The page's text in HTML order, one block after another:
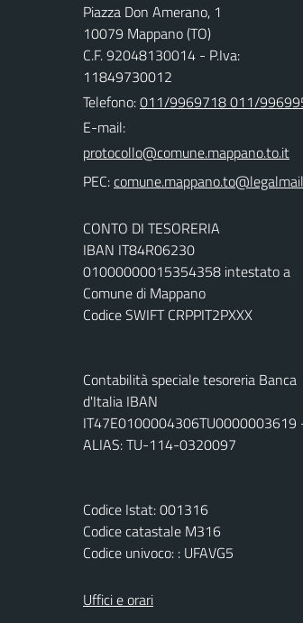
Piazza Don Amerano, 1
10079 Mappano (TO)
C.F. 92048130014 - P.Iva:
11849730012
Telefono:011/9969718 011/
E-mail:
PEC:
CONTO DI TESORERIA
IBAN IT84R06230
01000000015354358 intestato a
Comune di Mappano
Codice SWIFT CRPPIT2PXXX
Contabilità speciale tesoreria Banca
d'Italia IBAN
IT47E0100004306TU0000003619
ALIAS: TU-114-0320097
Codice Istat: 001316
Codice catastale M316
Codice univoco: : UFAVG5
Uffici e orari